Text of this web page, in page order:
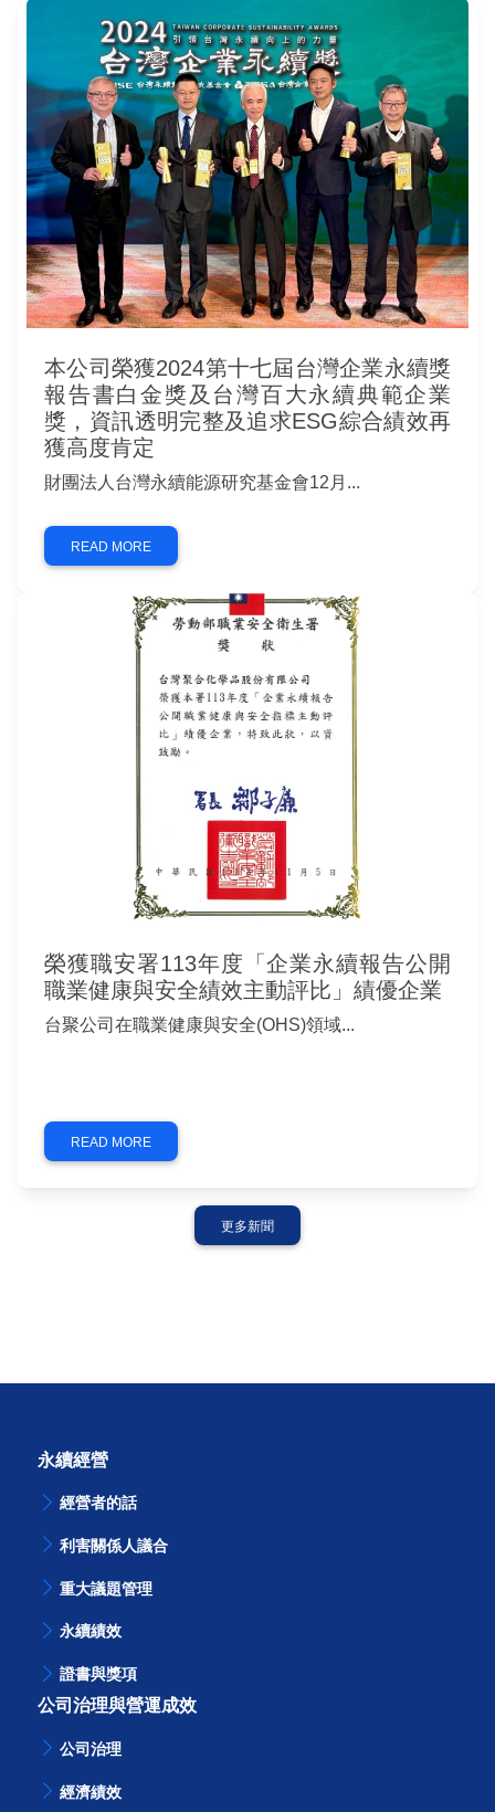
本公司榮獲2024第十七屆台灣企業永續獎
報告書白金獎及台灣百大永續典範企業
獎，資訊透明完整及追求ESG綜合績效再
獲高度肯定
榮獲職安署113年度「企業永續報告公開
職業健康與安全績效主動評比」績優企業
永續經營
經營者的話
利害關係人議合
重大議題管理
永續績效
證書與獎項
公司治理與營運成效
公司治理